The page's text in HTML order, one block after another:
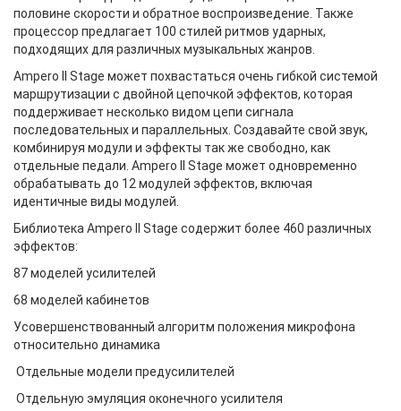
половине скорости и обратное воспроизведение. Также
процессор предлагает 100 стилей ритмов ударных,
подходящих для различных музыкальных жанров.
Ampero II Stage может похвастаться очень гибкой системой
маршрутизации с двойной цепочкой эффектов, которая
поддерживает несколько видом цепи сигнала
последовательных и параллельных. Создавайте свой звук,
комбинируя модули и эффекты так же свободно, как
отдельные педали. Ampero II Stage может одновременно
обрабатывать до 12 модулей эффектов, включая
идентичные виды модулей.
Библиотека Ampero II Stage содержит более 460 различных
эффектов:
87 моделей усилителей
68 моделей кабинетов
Усовершенствованный алгоритм положения микрофона
относительно динамика
Отдельные модели предусилителей
Отдельную эмуляция оконечного усилителя